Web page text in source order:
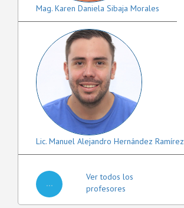
Mag. Karen Daniela Sibaja Morales
Lic. Manuel Alejandro Hernández Ramírez
...
Ver todos los
profesores